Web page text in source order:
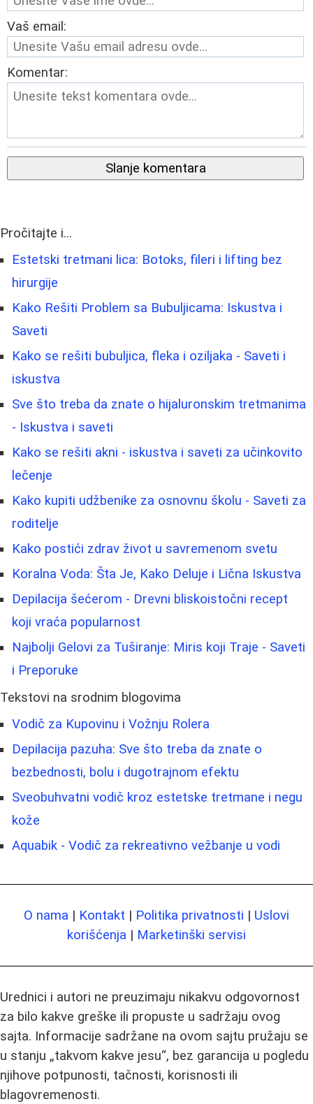
Vaš email:
Komentar:
Slanje komentara
Pročitajte i...
Estetski tretmani lica: Botoks, fileri i lifting bez
hirurgije
Kako Rešiti Problem sa Bubuljicama: Iskustva i
Saveti
Kako se rešiti bubuljica, fleka i oziljaka - Saveti i
iskustva
Sve što treba da znate o hijaluronskim tretmanima
- Iskustva i saveti
Kako se rešiti akni - iskustva i saveti za učinkovito
lečenje
Kako kupiti udžbenike za osnovnu školu - Saveti za
roditelje
Kako postići zdrav život u savremenom svetu
Koralna Voda: Šta Je, Kako Deluje i Lična Iskustva
Depilacija šećerom - Drevni bliskoistočni recept
koji vraća popularnost
Najbolji Gelovi za Tuširanje: Miris koji Traje - Saveti
i Preporuke
Tekstovi na srodnim blogovima
Vodič za Kupovinu i Vožnju Rolera
Depilacija pazuha: Sve što treba da znate o
bezbednosti, bolu i dugotrajnom efektu
Sveobuhvatni vodič kroz estetske tretmane i negu
kože
Aquabik - Vodič za rekreativno vežbanje u vodi
O nama | Kontakt | Politika privatnosti | Uslovi
korišćenja | Marketinški servisi
Urednici i autori ne preuzimaju nikakvu odgovornost
za bilo kakve greške ili propuste u sadržaju ovog
sajta. Informacije sadržane na ovom sajtu pružaju se
u stanju „takvom kakve jesu“, bez garancija u pogledu
njihove potpunosti, tačnosti, korisnosti ili
blagovremenosti.